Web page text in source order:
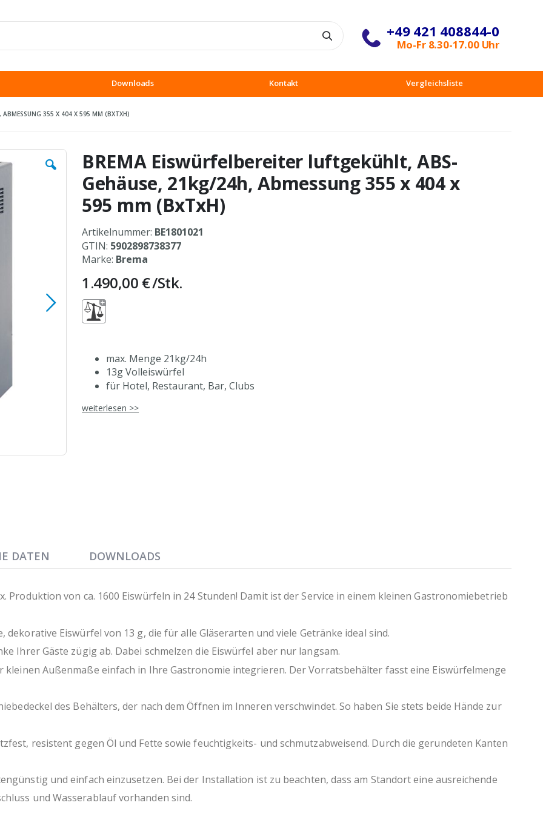
+49 421 408844-0
Mo-Fr 8.30-17.00 Uhr
Downloads Kontakt Vergleichsliste
ABMESSUNG 355 X 404 X 595 MM (BXTXH)
BREMA Eiswürfelbereiter luftgekühlt, ABS-
Gehäuse, 21kg/24h, Abmessung 355 x 404 x
595 mm (BxTxH)
Artikelnummer: BE1801021
GTIN: 5902898738377
Marke: Brema
1.490,00 €/Stk.
max. Menge 21kg/24h
13g Volleiswürfel
für Hotel, Restaurant, Bar, Clubs
graues Gehäuse aus ABS-Kunststoff
für den Innenbereich
Luftzirkulation am Standort muss gewährleistet sein
Höhe ohne Beine 590 mm, Beinhöhe 5 mm
IPX3
weiterlesen >>
von ca. 1600 Eiswürfeln in 24 Stunden! Damit ist der Service in einem kleinen Gastronomiebetrieb
Eiswürfel von 13 g, die für alle Gläserarten und viele Getränke ideal sind.
Ihrer Gäste zügig ab. Dabei schmelzen die Eiswürfel aber nur langsam.
Außenmaße einfach in Ihre Gastronomie integrieren. Der Vorratsbehälter fasst eine Eiswürfelmenge
des Behälters, der nach dem Öffnen im Inneren verschwindet. So haben Sie stets beide Hände zur
resistent gegen Öl und Fette sowie feuchtigkeits- und schmutzabweisend. Durch die gerundeten Kanten
und einfach einzusetzen. Bei der Installation ist zu beachten, dass am Standort eine ausreichende
und Wasserablauf vorhanden sind.
DATEN DOWNLOADS